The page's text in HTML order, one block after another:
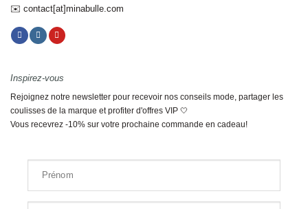
✉️ contact[at]minabulle.com
Inspirez-vous
Rejoignez notre newsletter pour recevoir nos conseils mode, partager les
coulisses de la marque et profiter d'offres VIP 🤍
Vous recevrez -10% sur votre prochaine commande en cadeau!
Prénom